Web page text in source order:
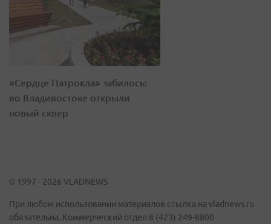
«Сердце Патрокла» забилось:
во Владивостоке открыли
новый сквер
© 1997 - 2026 VLADNEWS
При любом использовании материалов ссылка на vladnews.ru
обязательна. Коммерческий отдел 8 (423) 249-8800